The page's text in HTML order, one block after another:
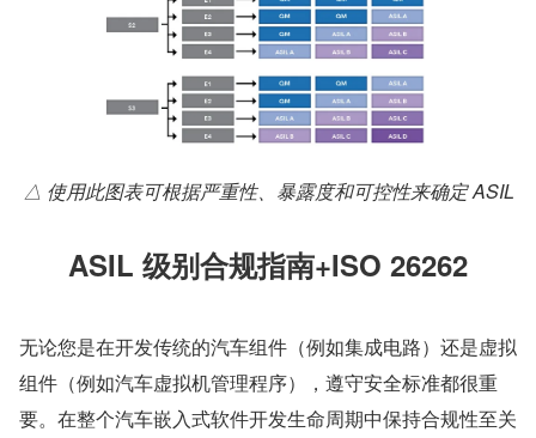
△ 使用此图表可根据严重性、暴露度和可控性来确定 ASIL
ASIL 级别合规指南+ISO 26262
无论您是在开发传统的汽车组件（例如集成电路）还是虚拟
组件（例如汽车虚拟机管理程序），遵守安全标准都很重
要。在整个汽车嵌入式软件开发生命周期中保持合规性至关